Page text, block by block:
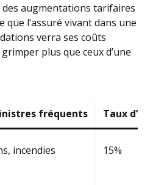
des augmentations tarifaires
que l’assuré vivant dans une
verra ses coûts
plus que ceux d’une
fréquents Taux
incendies 15%